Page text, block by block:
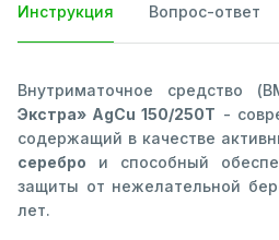
Инструкция Вопрос-ответ
Внутриматочное средство
Экстра» AgCu 150/250Т -
содержащий в качестве
серебро и способный
защиты от нежелательной
лет.